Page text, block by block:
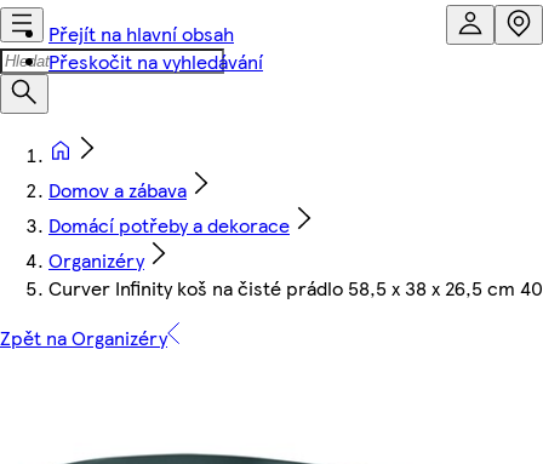
Přejít na hlavní obsah
Přeskočit na vyhledávání
Domov a zábava
Domácí potřeby a dekorace
Organizéry
Curver Infinity koš na čisté prádlo 58,5 x 38 x 26,5 cm
Zpět na Organizéry